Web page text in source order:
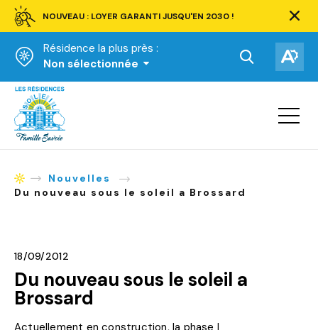
NOUVEAU : LOYER GARANTI JUSQU'EN 2030 !
barre
Résidence la plus près :
Non sélectionnée
Ouvrir
la
recherche.
la
Accueil
Ouvrir
la
AccueilNouvelles
Du nouveau sous le soleil a Brossard
18/09/2012
Du nouveau sous le soleil a
Brossard
Actuellement en construction, la phase I